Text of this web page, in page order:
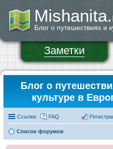
Mishanita.
Блог о путешествиях и
Заметки
Блог о
культуре в
Ссылки FAQ
Список форумов